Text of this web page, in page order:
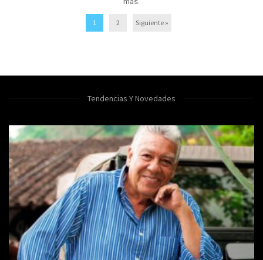
1 2 Siguiente »
Tendencias Y Novedades